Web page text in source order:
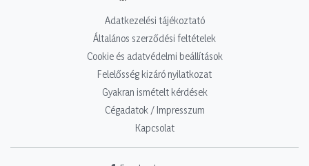
Adatkezelési tájékoztató
Általános szerződési feltételek
Cookie és adatvédelmi beállítások
Felelősség kizáró nyilatkozat
Gyakran ismételt kérdések
Cégadatok / Impresszum
Kapcsolat